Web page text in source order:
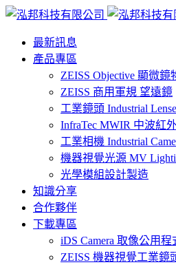
最新訊息
產品專區
ZEISS Objective 顯微鏡
ZEISS 商用軍規 望遠鏡
工業鏡頭 Industrial
InfraTec MWIR 中波紅
工業相機 Industrial
機器視覺光源 MV
光學模組設計製造
知識分享
合作夥伴
下載專區
iDS Camera 取像公用程
ZEISS 機器視覺工業鏡